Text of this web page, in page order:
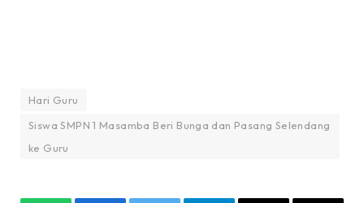
Hari Guru
Siswa SMPN 1 Masamba Beri Bunga dan Pasang Selendang
ke Guru